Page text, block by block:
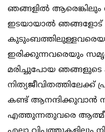
ഞങ്ങളില്‍ ആരെങ്കിലും
ഇടയായാല്‍ ഞങ്ങളോട്
ഇരിക്കുന്നവരെയും
മരിച്ചുപോയ
നിത്യജീവിതത്തിലേക്ക്
കണ്ട് ആനന്ദിക്കുവാന്‍
എത്തുന്നതുവരെ